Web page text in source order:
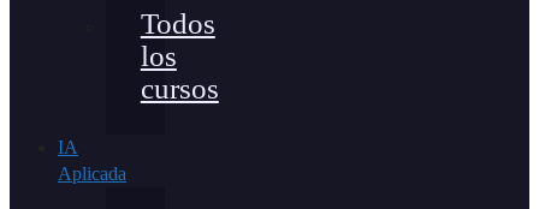
Todos
los
cursos
IA
Aplicada